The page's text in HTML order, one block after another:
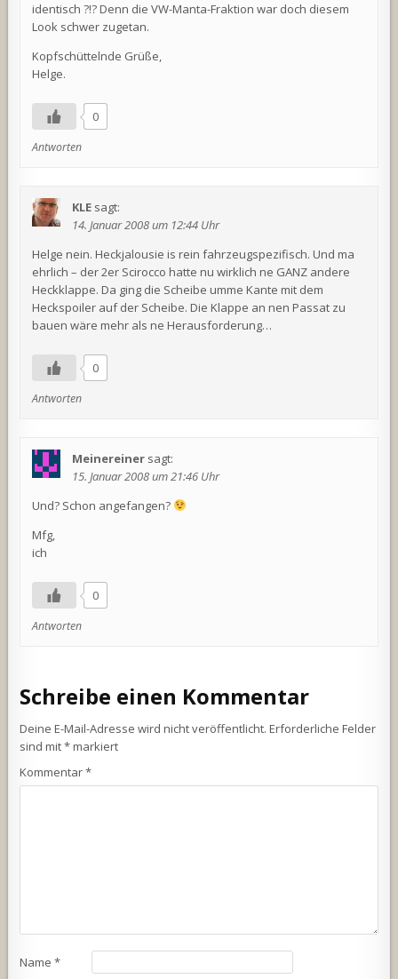
identisch ?!? Denn die VW-Manta-Fraktion war doch diesem
Look schwer zugetan.
Kopfschüttelnde Grüße,
Helge.
0
Antworten
KLE sagt:
14. Januar 2008 um 12:44 Uhr
Helge nein. Heckjalousie is rein fahrzeugspezifisch. Und ma
ehrlich – der 2er Scirocco hatte nu wirklich ne GANZ andere
Heckklappe. Da ging die Scheibe umme Kante mit dem
Heckspoiler auf der Scheibe. Die Klappe an nen Passat zu
bauen wäre mehr als ne Herausforderung…
0
Antworten
Meinereiner sagt:
15. Januar 2008 um 21:46 Uhr
Und? Schon angefangen?
Mfg,
ich
0
Antworten
Schreibe einen Kommentar
Deine E-Mail-Adresse wird nicht veröffentlicht. Erforderliche Felder
sind mit*markiert
Kommentar*
Name*